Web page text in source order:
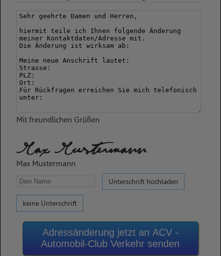
Mit freundlichen Grüßen
Max Mustermann
Max Mustermann
Unterschrift hochladen
keine Unterschrift
Adressänderung jetzt an ACV -
Automobil-Club Verkehr senden